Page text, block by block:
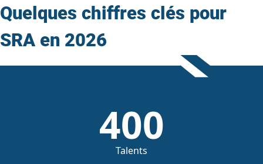
Quelques chiffres clés pour
SRA en 2026
400
Talents